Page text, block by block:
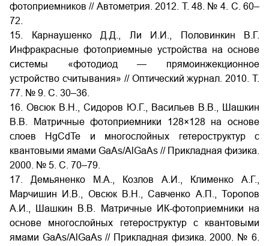
фотоприемников // Автометрия. 2012. Т. 48. № 4. С. 60–
72.
15. Карнаушенко Д.Д., Ли И.И., Половинкин В.Г.
Инфракрасные фотоприемные устройства на основе
системы «фотодиод — прямоинжекционное
устройство считывания» // Оптический журнал. 2010. Т.
77. № 9. С. 30–36.
16. Овсюк В.Н., Сидоров Ю.Г., Васильев В.В., Шашкин
В.В. Матричные фотоприемники 128×128 на основе
слоев HgCdTe и многослойных гетероструктур с
квантовыми ямами GaAs/AlGaAs // Прикладная физика.
2000. № 5. С. 70–79.
17. Демьяненко М.А., Козлов А.И., Клименко А.Г.,
Марчишин И.В., Овсюк В.Н., Савченко А.П., Торопов
А.И., Шашкин В.В. Матричные ИК-фотоприемники на
основе многослойных гетероструктур с квантовыми
ямами GaAs/AlGaAs // Прикладная физика. 2000. № 6.